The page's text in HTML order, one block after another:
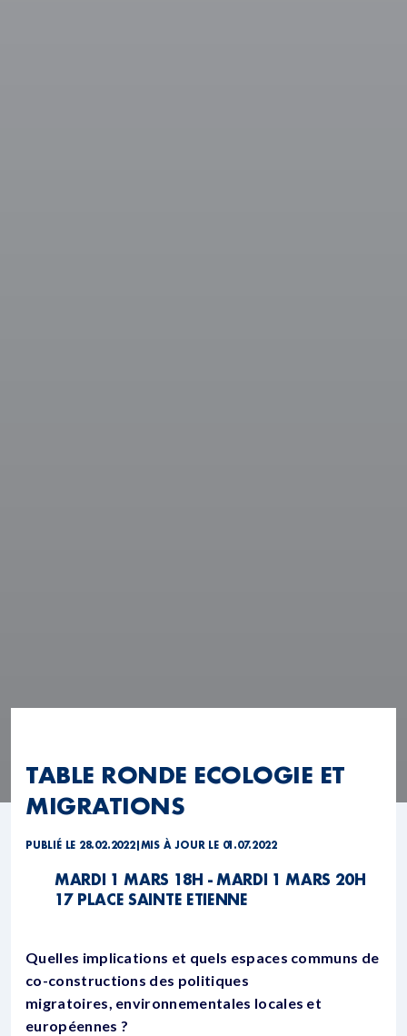
TABLE RONDE ECOLOGIE ET
MIGRATIONS
PUBLIÉ LE 28.02.2022| MIS À JOUR LE 01.07.2022
MARDI 1 MARS 18H - MARDI 1 MARS 20H
17 PLACE SAINTE ETIENNE
Quelles implications et quels espaces communs de
co-constructions des politiques
migratoires, environnementales locales et
européennes ?